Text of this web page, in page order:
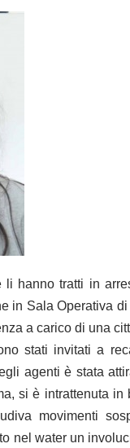
hanno tratti in
in Sala Operativa
a carico di una
stati invitati a
agenti è stata
si è intrattenuta
movimenti
nel water un